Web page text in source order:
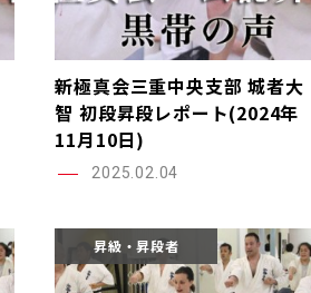
新極真会三重中央支部 城者大
智 初段昇段レポート(2024年
11月10日)
2025.02.04
昇級・昇段者